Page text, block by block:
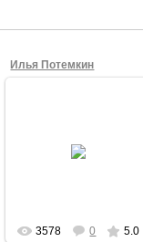
Илья Потемкин
сентября 2012 года на
Театральной площади
3578 0 5.0